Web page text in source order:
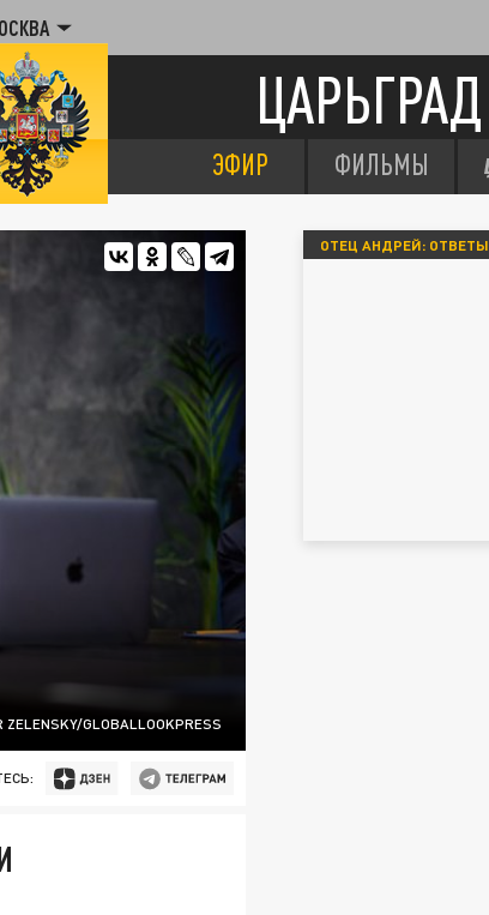
ЦАРЬГРАД
ЭФИР ФИЛЬМЫ
ZELENSKY/GLOBALLOOKPRESS
ОТЕЦ АНДРЕЙ: ОТВЕТЫ